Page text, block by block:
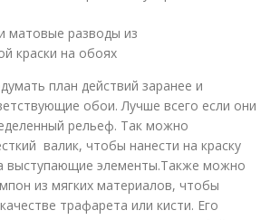
матовые разводы из
краски на обоях
план действий заранее и
обои. Лучше всего если они
рельеф. Так можно
валик, чтобы нанести на краску
выступающие элементы.Также можно
из мягких материалов, чтобы
трафарета или кисти. Его